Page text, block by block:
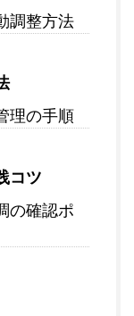
調整方法
理の手順
コツ
の確認ポ